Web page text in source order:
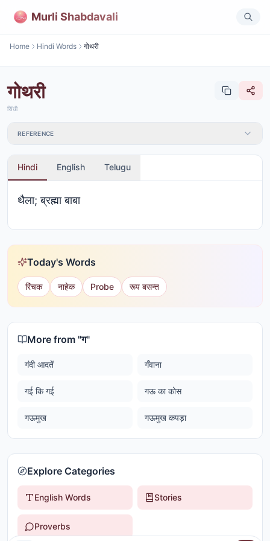
Murli Shabdavali
Home Hindi Words गोथरी
गोथरी
सिंधी
REFERENCE
Hindi English Telugu
थैला; ब्रह्मा बाबा
Today's Words
रिंचक नाहेक Probe रूप बसन्त
More from "ग"
गंदी आदतें गँवाना
गई कि गई गऊ का कोस
गऊमुख गऊमुख कपड़ा
Explore Categories
English Words Stories
Proverbs